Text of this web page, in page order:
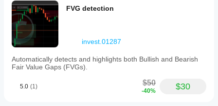
FVG detection
invest.01287
Automatically detects and highlights both Bullish and Bearish
Fair Value Gaps (FVGs).
5.0 (1) $50
-40% $30